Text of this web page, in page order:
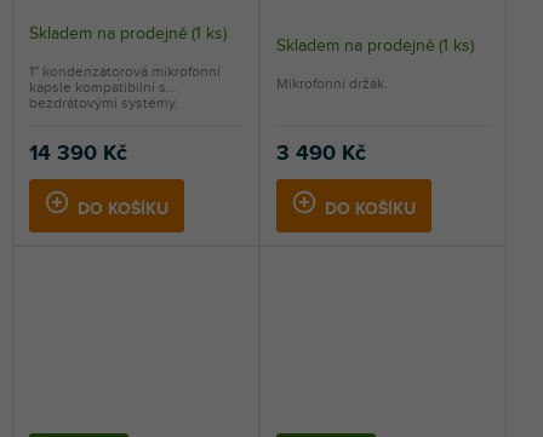
Skladem na prodejně (1 ks)
14 390 Kč
DO KOŠÍKU
1" kondenzátorová mikrofonní
kapsle kompatibilní s
bezdrátovými systémy.
Skladem na prodejně (1 ks)
3 490 Kč
DO KOŠÍKU
Mikrofonní držák.